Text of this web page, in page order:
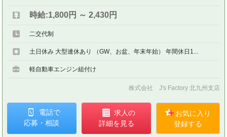
時給:1,800円 ～ 2,430円
二交代制
土日休み 大型連休あり （GW、お盆、年末年始） 年間休日1...
軽自動車エンジン組付け
株式会社 J's Factory 北九州支店
電話で
応募・相談
求人の
詳細を見る
お気に入り
登録する